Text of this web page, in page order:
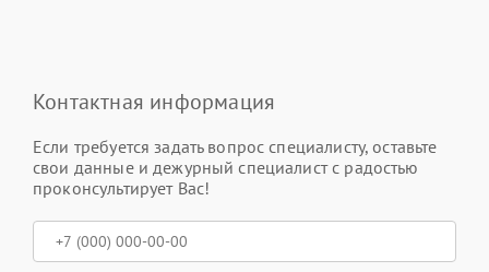
Контактная информация
Если требуется задать вопрос специалисту, оставьте
свои данные и дежурный специалист с радостью
проконсультирует Вас!